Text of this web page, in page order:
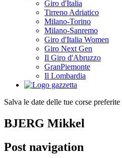
Giro d'Italia
Tirreno Adriatico
Milano-Torino
Milano-Sanremo
Giro d'Italia Women
Giro Next Gen
Il Giro d'Abruzzo
GranPiemonte
Il Lombardia
Salva le date delle tue corse preferite
BJERG Mikkel
Post navigation